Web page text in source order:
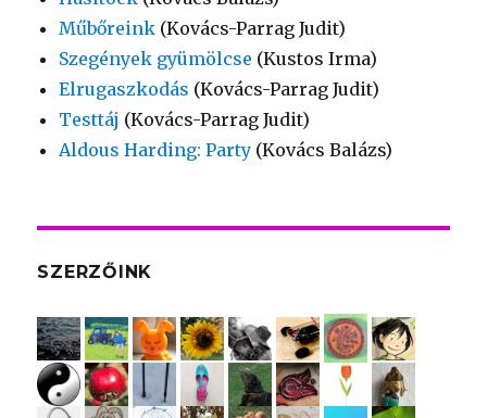
Műbőreink (Kovács-Parrag Judit)
Szegények gyümölcse (Kustos Irma)
Elrugaszkodás (Kovács-Parrag Judit)
Testtáj (Kovács-Parrag Judit)
Aldous Harding: Party (Kovács Balázs)
SZERZŐINK